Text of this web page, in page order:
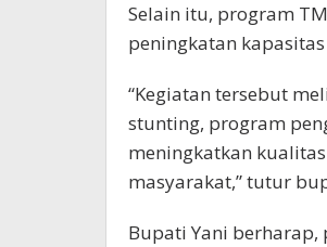
Selain itu, program
peningkatan
“Kegiatan tersebut
stunting, program
meningkatkan
masyarakat,” tutur
Bupati Yani